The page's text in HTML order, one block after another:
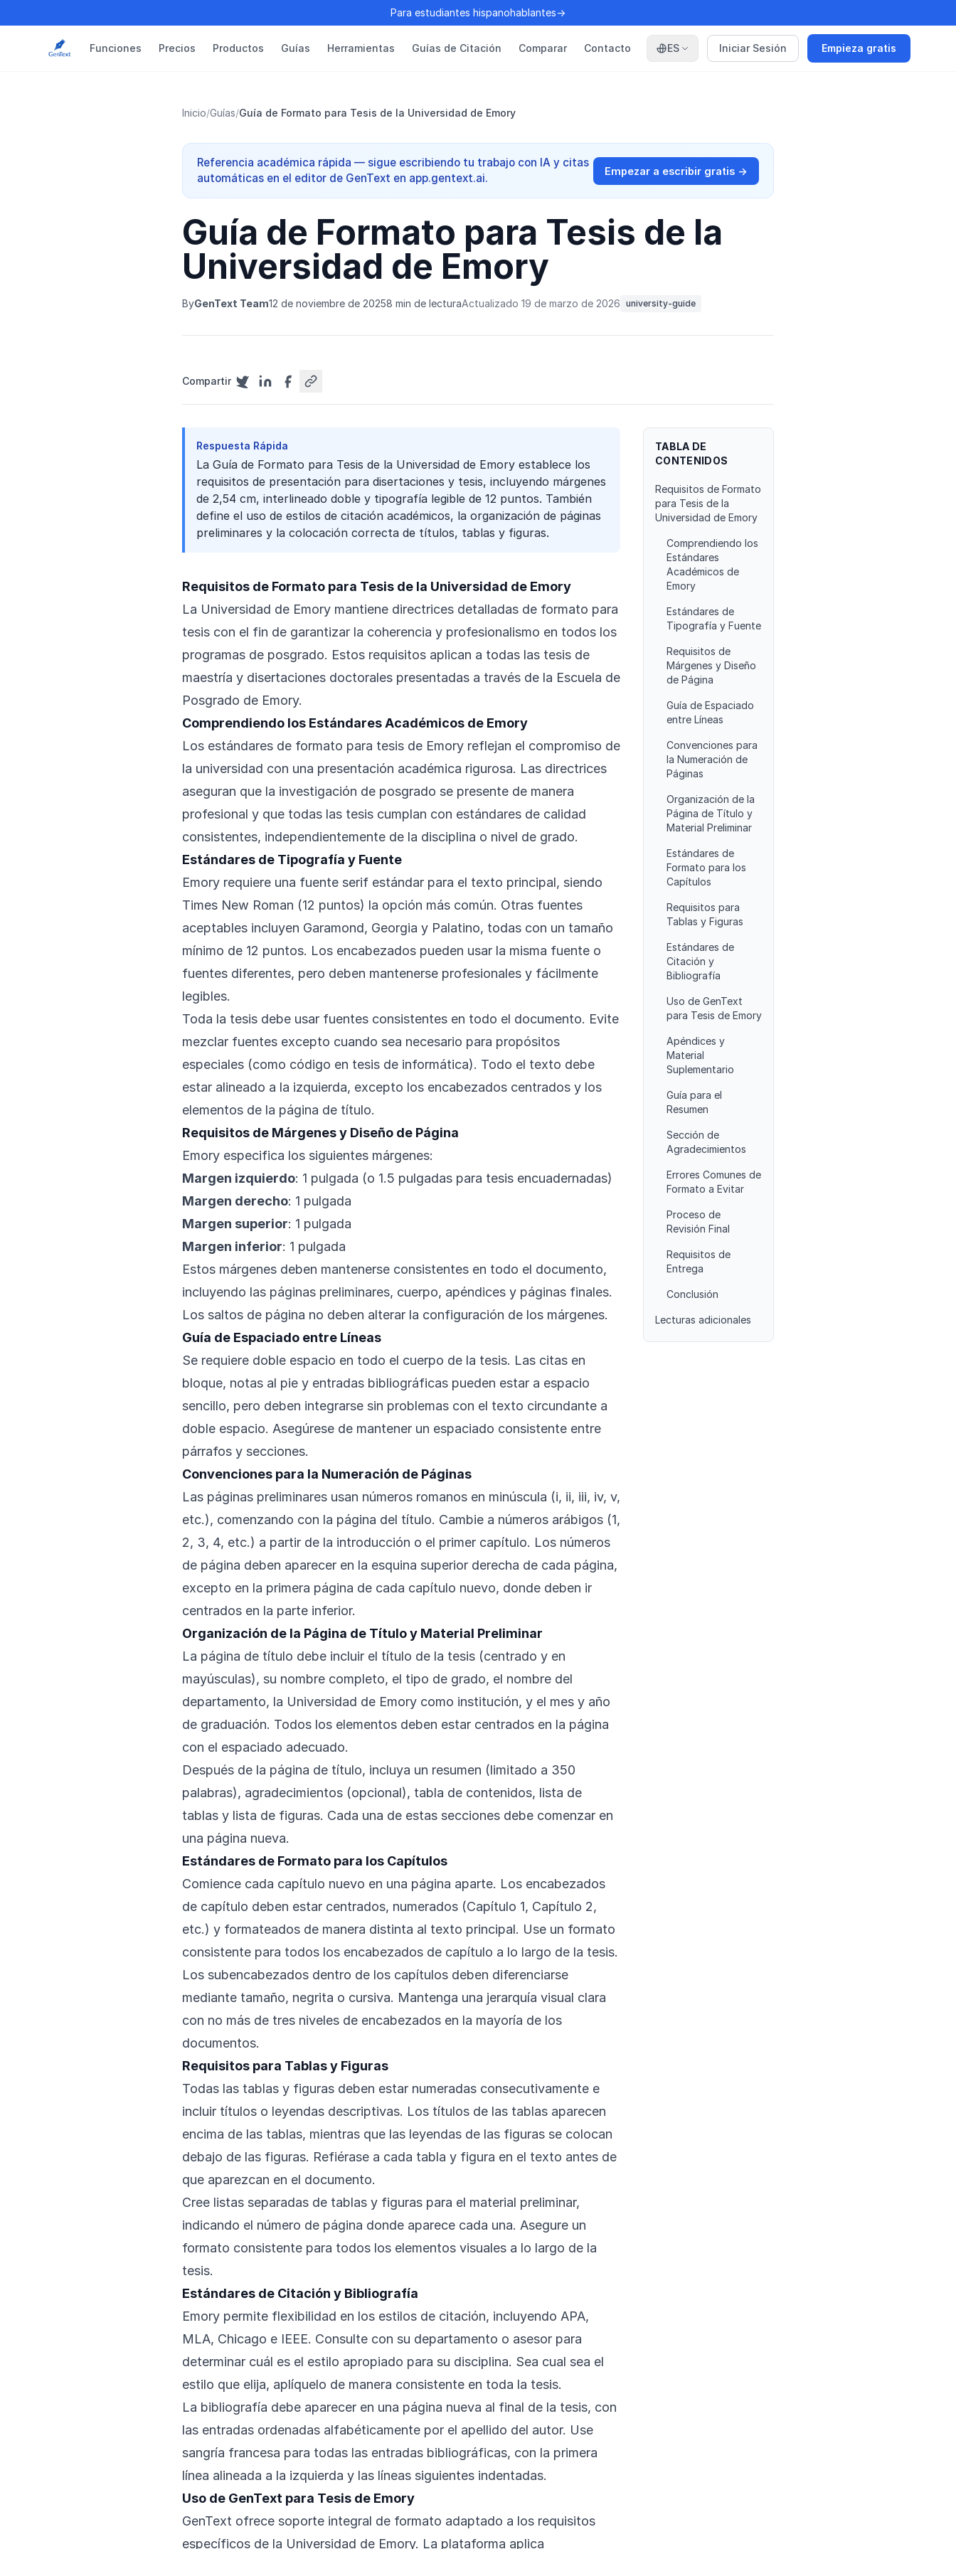
Para estudiantes hispanohablantes→
Funciones Precios Productos Guías Herramientas Guías de Citación Comparar Contacto ES Iniciar Sesión Empieza gratis
Inicio/Guías/Guía de Formato para Tesis de la Universidad de Emory
Referencia académica rápida — sigue escribiendo tu trabajo con IA y citas
automáticas en el editor de GenText en app.gentext.ai.
Empezar a escribir gratis →
Guía de Formato para Tesis de la
Universidad de Emory
ByGenText Team12 de noviembre de 20258 min de lecturaActualizado 19 de marzo de 2026 university-guide
Compartir
Respuesta Rápida
La Guía de Formato para Tesis de la Universidad de Emory establece los
requisitos de presentación para disertaciones y tesis, incluyendo márgenes
de 2,54 cm, interlineado doble y tipografía legible de 12 puntos. También
define el uso de estilos de citación académicos, la organización de páginas
preliminares y la colocación correcta de títulos, tablas y figuras.
Requisitos de Formato para Tesis de la Universidad de Emory
La Universidad de Emory mantiene directrices detalladas de formato para
tesis con el fin de garantizar la coherencia y profesionalismo en todos los
programas de posgrado. Estos requisitos aplican a todas las tesis de
maestría y disertaciones doctorales presentadas a través de la Escuela de
Posgrado de Emory.
Comprendiendo los Estándares Académicos de Emory
Los estándares de formato para tesis de Emory reflejan el compromiso de
la universidad con una presentación académica rigurosa. Las directrices
aseguran que la investigación de posgrado se presente de manera
profesional y que todas las tesis cumplan con estándares de calidad
consistentes, independientemente de la disciplina o nivel de grado.
Estándares de Tipografía y Fuente
Emory requiere una fuente serif estándar para el texto principal, siendo
Times New Roman (12 puntos) la opción más común. Otras fuentes
aceptables incluyen Garamond, Georgia y Palatino, todas con un tamaño
mínimo de 12 puntos. Los encabezados pueden usar la misma fuente o
fuentes diferentes, pero deben mantenerse profesionales y fácilmente
legibles.
Toda la tesis debe usar fuentes consistentes en todo el documento. Evite
mezclar fuentes excepto cuando sea necesario para propósitos
especiales (como código en tesis de informática). Todo el texto debe
estar alineado a la izquierda, excepto los encabezados centrados y los
elementos de la página de título.
Requisitos de Márgenes y Diseño de Página
Emory especifica los siguientes márgenes:
Margen izquierdo: 1 pulgada (o 1.5 pulgadas para tesis encuadernadas)
Margen derecho: 1 pulgada
Margen superior: 1 pulgada
Margen inferior: 1 pulgada
Estos márgenes deben mantenerse consistentes en todo el documento,
incluyendo las páginas preliminares, cuerpo, apéndices y páginas finales.
Los saltos de página no deben alterar la configuración de los márgenes.
Guía de Espaciado entre Líneas
Se requiere doble espacio en todo el cuerpo de la tesis. Las citas en
bloque, notas al pie y entradas bibliográficas pueden estar a espacio
sencillo, pero deben integrarse sin problemas con el texto circundante a
doble espacio. Asegúrese de mantener un espaciado consistente entre
párrafos y secciones.
Convenciones para la Numeración de Páginas
Las páginas preliminares usan números romanos en minúscula (i, ii, iii, iv, v,
etc.), comenzando con la página del título. Cambie a números arábigos (1,
2, 3, 4, etc.) a partir de la introducción o el primer capítulo. Los números
de página deben aparecer en la esquina superior derecha de cada página,
excepto en la primera página de cada capítulo nuevo, donde deben ir
centrados en la parte inferior.
Organización de la Página de Título y Material Preliminar
La página de título debe incluir el título de la tesis (centrado y en
mayúsculas), su nombre completo, el tipo de grado, el nombre del
departamento, la Universidad de Emory como institución, y el mes y año
de graduación. Todos los elementos deben estar centrados en la página
con el espaciado adecuado.
Después de la página de título, incluya un resumen (limitado a 350
palabras), agradecimientos (opcional), tabla de contenidos, lista de
tablas y lista de figuras. Cada una de estas secciones debe comenzar en
una página nueva.
Estándares de Formato para los Capítulos
Comience cada capítulo nuevo en una página aparte. Los encabezados
de capítulo deben estar centrados, numerados (Capítulo 1, Capítulo 2,
etc.) y formateados de manera distinta al texto principal. Use un formato
consistente para todos los encabezados de capítulo a lo largo de la tesis.
Los subencabezados dentro de los capítulos deben diferenciarse
mediante tamaño, negrita o cursiva. Mantenga una jerarquía visual clara
con no más de tres niveles de encabezados en la mayoría de los
documentos.
Requisitos para Tablas y Figuras
Todas las tablas y figuras deben estar numeradas consecutivamente e
incluir títulos o leyendas descriptivas. Los títulos de las tablas aparecen
encima de las tablas, mientras que las leyendas de las figuras se colocan
debajo de las figuras. Refiérase a cada tabla y figura en el texto antes de
que aparezcan en el documento.
Cree listas separadas de tablas y figuras para el material preliminar,
indicando el número de página donde aparece cada una. Asegure un
formato consistente para todos los elementos visuales a lo largo de la
tesis.
Estándares de Citación y Bibliografía
Emory permite flexibilidad en los estilos de citación, incluyendo APA,
MLA, Chicago e IEEE. Consulte con su departamento o asesor para
determinar cuál es el estilo apropiado para su disciplina. Sea cual sea el
estilo que elija, aplíquelo de manera consistente en toda la tesis.
La bibliografía debe aparecer en una página nueva al final de la tesis, con
las entradas ordenadas alfabéticamente por el apellido del autor. Use
sangría francesa para todas las entradas bibliográficas, con la primera
línea alineada a la izquierda y las líneas siguientes indentadas.
Uso de GenText para Tesis de Emory
GenText ofrece soporte integral de formato adaptado a los requisitos
específicos de la Universidad de Emory. La plataforma aplica
TABLA DE
CONTENIDOS
Requisitos de Formato
para Tesis de la
Universidad de Emory
Comprendiendo los
Estándares
Académicos de
Emory
Estándares de
Tipografía y Fuente
Requisitos de
Márgenes y Diseño
de Página
Guía de Espaciado
entre Líneas
Convenciones para
la Numeración de
Páginas
Organización de la
Página de Título y
Material Preliminar
Estándares de
Formato para los
Capítulos
Requisitos para
Tablas y Figuras
Estándares de
Citación y
Bibliografía
Uso de GenText
para Tesis de Emory
Apéndices y
Material
Suplementario
Guía para el
Resumen
Sección de
Agradecimientos
Errores Comunes de
Formato a Evitar
Proceso de
Revisión Final
Requisitos de
Entrega
Conclusión
Lecturas adicionales